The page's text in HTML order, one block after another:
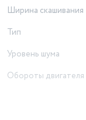
Ширина скашивания
Тип
Уровень шума
Обороты двигателя